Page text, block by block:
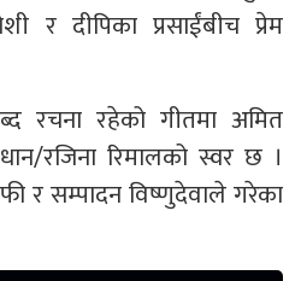
र दीपिका प्रसाईंबीच प्रेम
रचना रहेको गीतमा अमित
रजिना रिमालको स्वर छ ।
र सम्पादन विष्णुदेवाले गरेका